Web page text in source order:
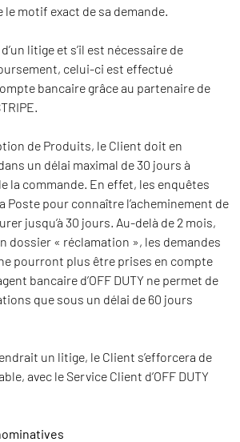
le motif exact de sa demande.
litige et s’il est nécessaire de
celui-ci est effectué
bancaire grâce au partenaire de
de Produits, le Client doit en
un délai maximal de 30 jours à
la commande. En effet, les enquêtes
Poste pour connaître l’acheminement de
jusqu’à 30 jours. Au-delà de 2 mois,
dossier « réclamation », les demandes
pourront plus être prises en compte
bancaire d’OFF DUTY ne permet de
que sous un délai de 60 jours
un litige, le Client s’efforcera de
avec le Service Client d’OFF DUTY